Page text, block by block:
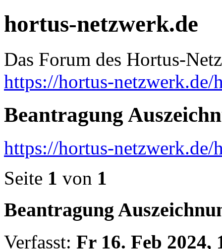
hortus-netzwerk.de
Das Forum des Hortus-
https://hortus-netzwerk.de/
Beantragung
https://hortus-
Seite 1 von 1
Beantragung
Verfasst: Fr 16. Feb 2024,